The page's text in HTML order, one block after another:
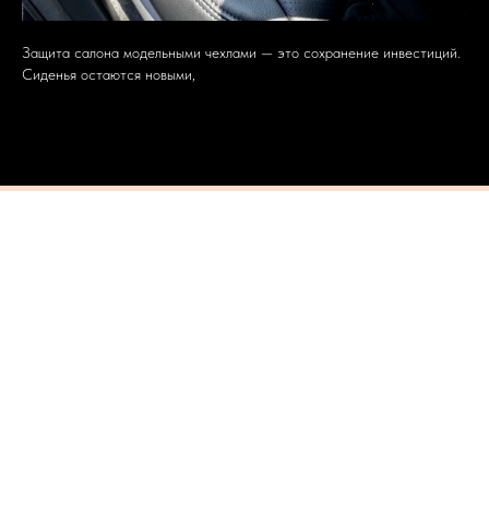
Защита салона модельными чехлами — это сохранение инвестиций.
Сиденья остаются новыми,